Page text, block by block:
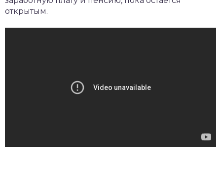
открытым.